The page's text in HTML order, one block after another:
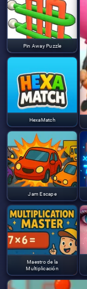
Pin Away Puzzle
HexaMatch
Jam Escape
Maestro de la
Multiplicación